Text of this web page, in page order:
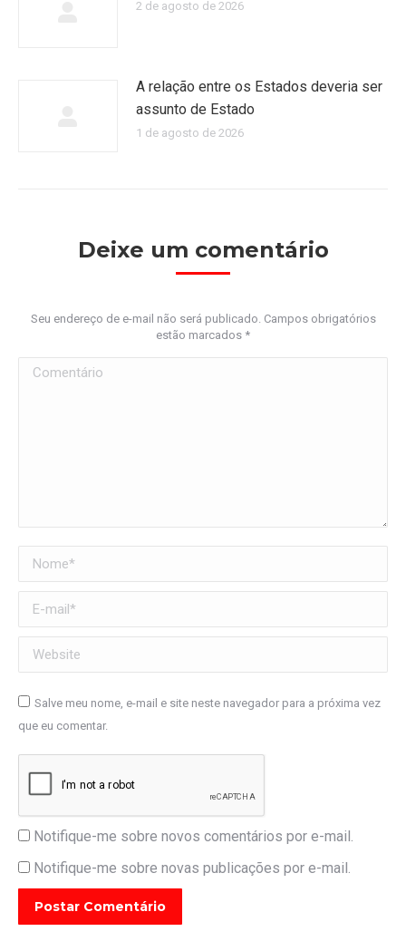
2 de agosto de 2026
A relação entre os Estados deveria ser
assunto de Estado
1 de agosto de 2026
Deixe um comentário
Seu endereço de e-mail não será publicado. Campos obrigatórios
estão marcados *
Comentário
Nome *
E-mail *
Website
Salve meu nome, e-mail e site neste navegador para a próxima vez
que eu comentar.
Notifique-me sobre novos comentários por e-mail.
Notifique-me sobre novas publicações por e-mail.
Postar Comentário